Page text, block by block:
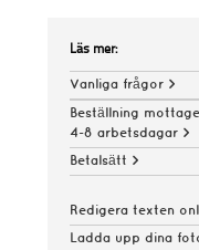
Läs mer:
Vanliga frågor >
Beställning
4-8 arbetsdagar >
Betalsätt >
Redigera texten
Ladda upp dina